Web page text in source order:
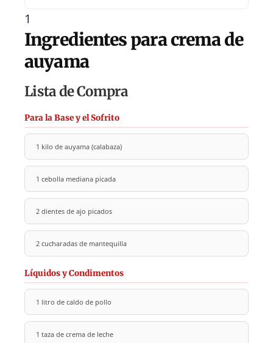
1
Ingredientes para crema de
auyama
Lista de Compra
Para la Base y el Sofrito
1 kilo de auyama (calabaza)
1 cebolla mediana picada
2 dientes de ajo picados
2 cucharadas de mantequilla
Líquidos y Condimentos
1 litro de caldo de pollo
1 taza de crema de leche